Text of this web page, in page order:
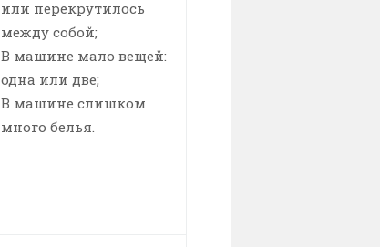
или перекрутилось
между собой;
В машине мало вещей:
одна или две;
В машине слишком
много белья.